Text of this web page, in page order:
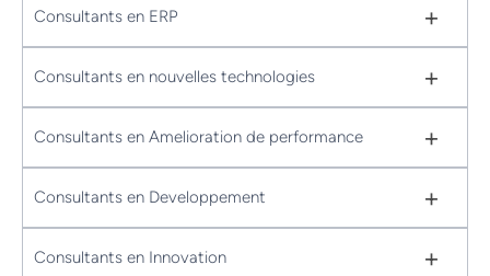
Consultants en ERP +
Consultants en nouvelles technologies +
Consultants en Amelioration de performance +
Consultants en Developpement +
Consultants en Innovation +